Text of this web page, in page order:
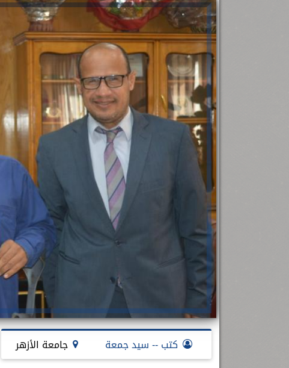
كتب -- سيد جمعة جامعة الأزهر
جديد بمستشفيات الجامعة... المذيب للجلطات خلال الوقت...